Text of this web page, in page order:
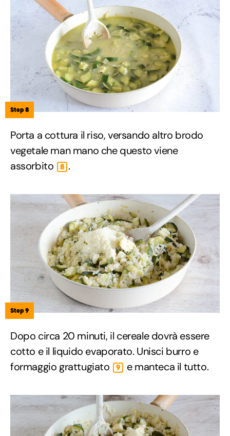
Step 8
Porta a cottura il riso, versando altro brodo
vegetale man mano che questo viene
assorbito
8 .
Step 9
Dopo circa 20 minuti, il cereale dovrà essere
cotto e il liquido evaporato. Unisci burro e
formaggio grattugiato
9 e manteca il tutto.